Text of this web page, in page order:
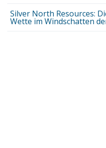
Silver North Resources:
Wette im Windschatten